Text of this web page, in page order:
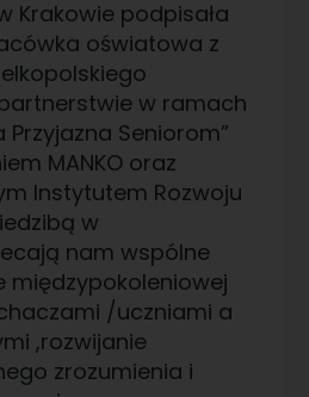
Krakowie podpisała
oświatowa z
w ramach
Przyjazna Seniorom”
MANKO oraz
Instytutem Rozwoju
w
nam wspólne
międzypokoleniowej
/uczniami a
,rozwijanie
zrozumienia i